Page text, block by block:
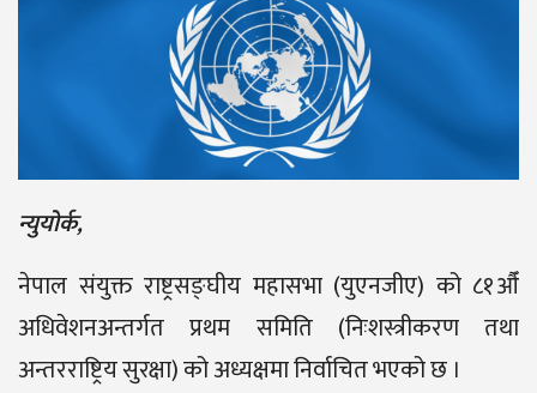
न्युयोर्क,
नेपाल संयुक्त राष्ट्रसङ्घीय महासभा (युएनजीए) को ८१औँ
अधिवेशनअन्तर्गत प्रथम समिति (निःशस्त्रीकरण तथा
अन्तरराष्ट्रिय सुरक्षा) को अध्यक्षमा निर्वाचित भएको छ ।